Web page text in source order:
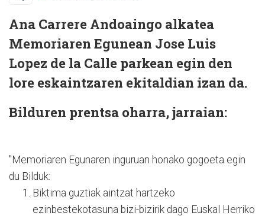
Ana Carrere Andoaingo alkatea
Memoriaren Egunean Jose Luis
Lopez de la Calle parkean egin den
lore eskaintzaren ekitaldian izan da.
Bilduren prentsa oharra, jarraian:
"Memoriaren Egunaren inguruan honako gogoeta egin
du Bilduk:
Biktima guztiak aintzat hartzeko
ezinbestekotasuna bizi-bizirik dago Euskal Herriko